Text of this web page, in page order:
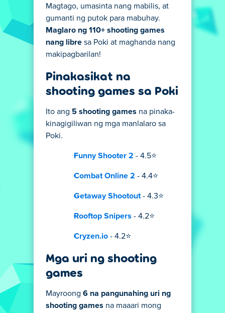
Magtago, umasinta nang mabilis, at
gumanti ng putok para mabuhay.
Maglaro ng 110+ shooting games
nang libre sa Poki at maghanda nang
makipagbarilan!
Pinakasikat na
shooting games sa Poki
Ito ang 5 shooting games na pinaka-
kinagigiliwan ng mga manlalaro sa
Poki.
Funny Shooter 2 - 4.5⭐
Combat Online 2 - 4.4⭐
Getaway Shootout - 4.3⭐
Rooftop Snipers - 4.2⭐
Cryzen.io - 4.2⭐
Mga uri ng shooting
games
Mayroong 6 na pangunahing uri ng
shooting games na maaari mong